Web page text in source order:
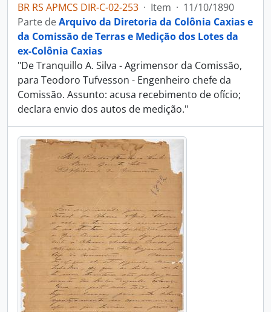
BR RS APMCS DIR-C-02-253 · Item · 11/10/1890
Parte deArquivo da Diretoria da Colônia Caxias e
da Comissão de Terras e Medição dos Lotes da
ex-Colônia Caxias
"De Tranquillo A. Silva - Agrimensor da Comissão,
para Teodoro Tufvesson - Engenheiro chefe da
Comissão. Assunto: acusa recebimento de ofício;
declara envio dos autos de medição."